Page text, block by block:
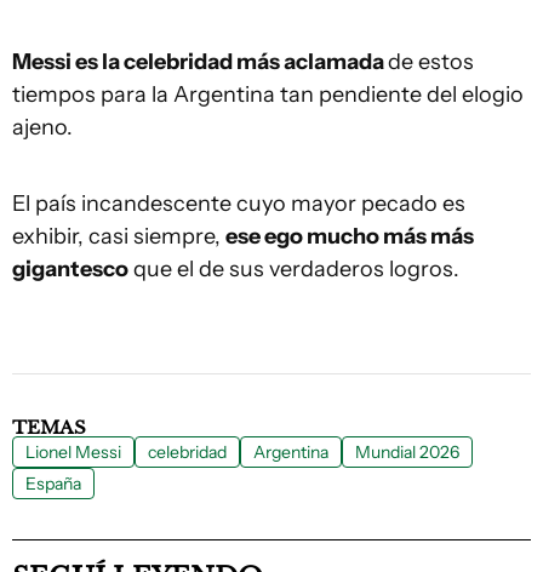
Messi es la celebridad más aclamadade estos
tiempos para la Argentina tan pendiente del elogio
ajeno.
El país incandescente cuyo mayor pecado es
exhibir, casi siempre, ese ego mucho más más
gigantescoque el de sus verdaderos logros.
TEMAS
Lionel Messi celebridad Argentina
Mundial 2026
España